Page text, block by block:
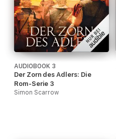
AUDIOBOOK 3
Der Zorn des Adlers: Die
Rom-Serie 3
Simon Scarrow